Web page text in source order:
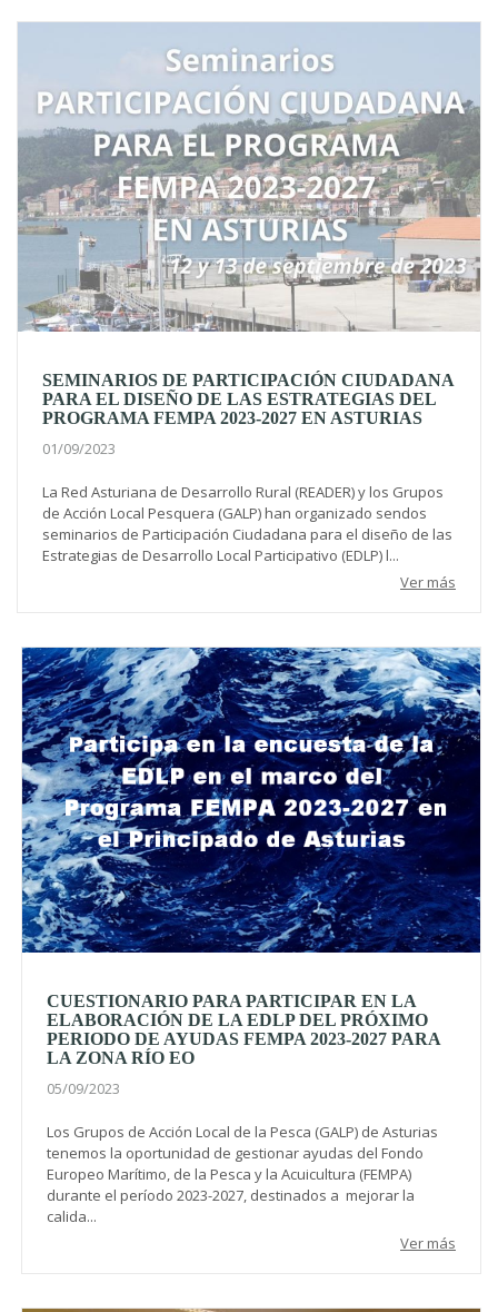
SEMINARIOS DE PARTICIPACIÓN CIUDADANA
PARA EL DISEÑO DE LAS ESTRATEGIAS DEL
PROGRAMA FEMPA 2023-2027 EN ASTURIAS
01/09/2023
La Red Asturiana de Desarrollo Rural (READER) y los Grupos
de Acción Local Pesquera (GALP) han organizado sendos
seminarios de Participación Ciudadana para el diseño de las
Estrategias de Desarrollo Local Participativo (EDLP) l...
Ver más
CUESTIONARIO PARA PARTICIPAR EN LA
ELABORACIÓN DE LA EDLP DEL PRÓXIMO
PERIODO DE AYUDAS FEMPA 2023-2027 PARA
LA ZONA RÍO EO
05/09/2023
Los Grupos de Acción Local de la Pesca (GALP) de Asturias
tenemos la oportunidad de gestionar ayudas del Fondo
Europeo Marítimo, de la Pesca y la Acuicultura (FEMPA)
durante el período 2023-2027, destinados a mejorar la
calida...
Ver más